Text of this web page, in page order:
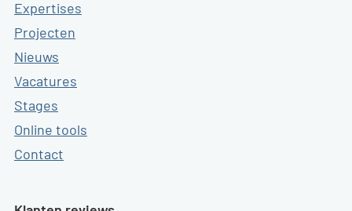
Expertises
Projecten
Nieuws
Vacatures
Stages
Online tools
Contact